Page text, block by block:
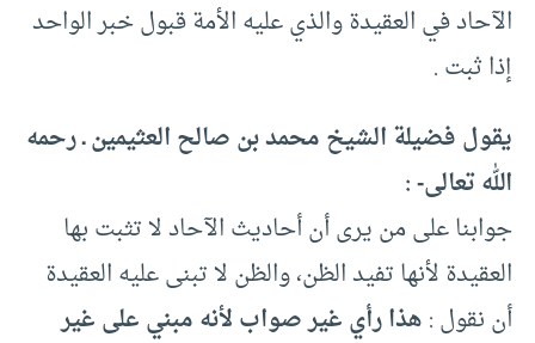
الآحاد في العقيدة والذي عليه الأمة قبول خبر الواحد
إذا ثبت .
يقول فضيلة الشيخ محمد بن صالح العثيمين ـ رحمه
الله تعالى- :
جوابنا على من يرى أن أحاديث الآحاد لا تثبت بها
العقيدة لأنها تفيد الظن، والظن لا تبنى عليه العقيدة
أن نقول :هذا رأي غير صواب لأنه مبني على غير